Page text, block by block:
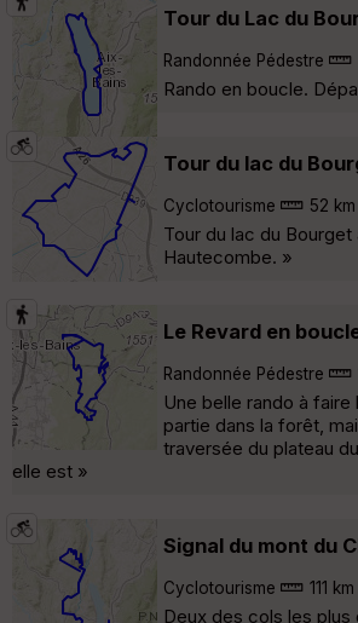
Tour du Lac du
Randonnée Pédestre
Rando en boucle.
Tour du lac du
Cyclotourisme 52
Tour du lac du
Hautecombe. »
Le Revard en
Randonnée Pédestre
Une belle rando à
partie dans la forêt,
traversée du plateau
elle est »
Signal du mont du
Cyclotourisme 111 km
Deux des cols les